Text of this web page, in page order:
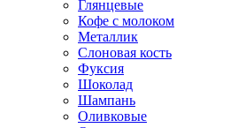
Глянцевые
Кофе с молоком
Металлик
Слоновая кость
Фуксия
Шоколад
Шампань
Оливковые